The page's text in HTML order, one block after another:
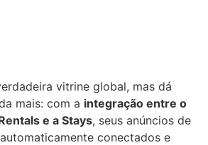
vitrine global, mas dá
mais: com a integração entre o
e a Stays, seus anúncios de
conectados e